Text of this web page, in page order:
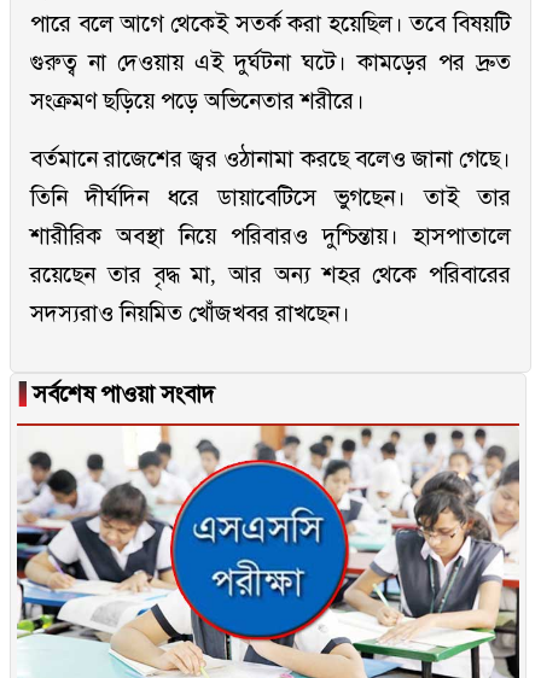
পারে বলে আগে থেকেই সতর্ক করা হয়েছিল। তবে বিষয়টি
গুরুত্ব না দেওয়ায় এই দুর্ঘটনা ঘটে। কামড়ের পর দ্রুত
সংক্রমণ ছড়িয়ে পড়ে অভিনেতার শরীরে।
বর্তমানে রাজেশের জ্বর ওঠানামা করছে বলেও জানা গেছে।
তিনি দীর্ঘদিন ধরে ডায়াবেটিসে ভুগছেন। তাই তার
শারীরিক অবস্থা নিয়ে পরিবারও দুশ্চিন্তায়। হাসপাতালে
রয়েছেন তার বৃদ্ধ মা, আর অন্য শহর থেকে পরিবারের
সদস্যরাও নিয়মিত খোঁজখবর রাখছেন।
▐সর্বশেষ পাওয়া সংবাদ